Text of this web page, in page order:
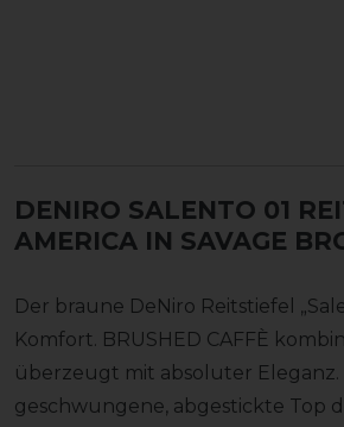
DENIRO SALENTO 01
AMERICA IN SAVAGE
Der braune DeNiro Reitstiefel
Komfort. BRUSHED CAFFÈ
überzeugt mit absoluter
geschwungene, abgestickte Top